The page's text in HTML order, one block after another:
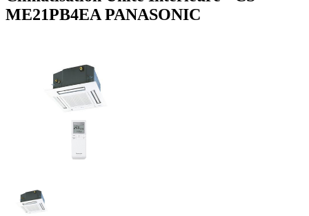
ME21PB4EA PANASONIC